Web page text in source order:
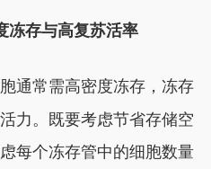
冻存与高复苏活率
通常需高密度冻存，冻存
力。既要考虑节省存储空
每个冻存管中的细胞数量